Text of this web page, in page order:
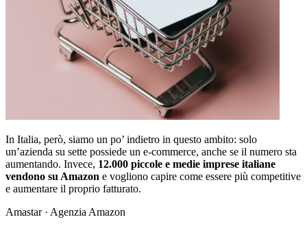
In Italia, però, siamo un po’ indietro in questo ambito: solo
un’azienda su sette possiede un e-commerce, anche se il numero sta
aumentando. Invece, 12.000 piccole e medie imprese italiane
vendono su Amazon e vogliono capire come essere più competitive
e aumentare il proprio fatturato.
Amastar · Agenzia Amazon